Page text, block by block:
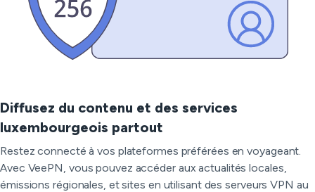
Diffusez du contenu et des services
luxembourgeois partout
Restez connecté à vos plateformes préférées en voyageant.
Avec VeePN, vous pouvez accéder aux actualités locales,
émissions régionales, et sites en utilisant des serveurs VPN au